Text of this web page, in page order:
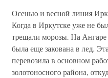
Осенью и весной линия
Когда в Иркутске уже не
трещали морозы. На Ангаре
была еще закована в лед.
перевозила в основном
золотоносного района,